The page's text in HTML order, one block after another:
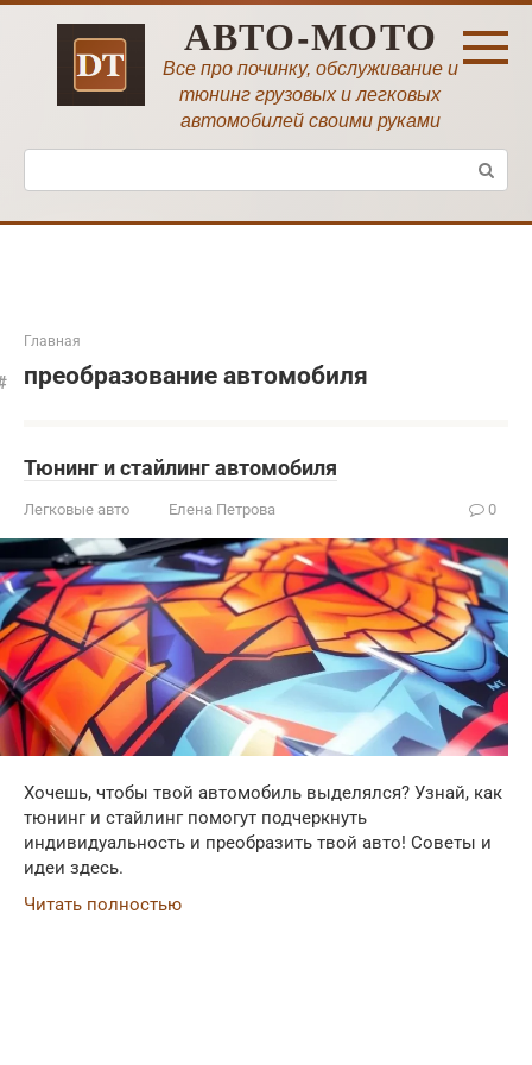
Перейти
АВТО-МОТО
Все про починку, обслуживание и
тюнинг грузовых и легковых
автомобилей своими руками
Поиск:
Главная
преобразование автомобиля
Тюнинг и стайлинг автомобиля
Легковые авто Елена Петрова 0
Хочешь, чтобы твой автомобиль выделялся? Узнай, как
тюнинг и стайлинг помогут подчеркнуть
индивидуальность и преобразить твой авто! Советы и
идеи здесь.
Читать полностью